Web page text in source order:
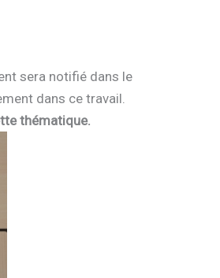
sera notifié dans le
dans ce travail.
thématique.